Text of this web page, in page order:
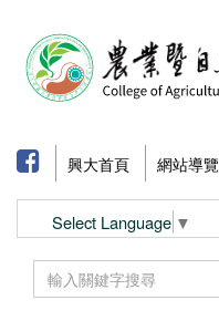
興大首頁 網站導覽
Select Language ▼